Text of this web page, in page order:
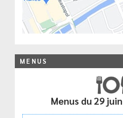
MENUS
Menus du 29